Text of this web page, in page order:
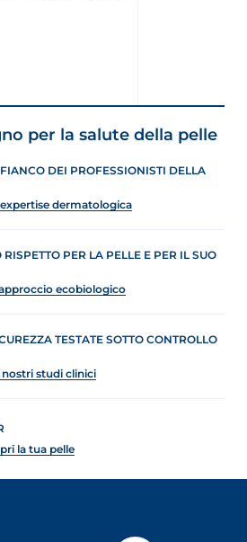
per la salute della pelle
DEI PROFESSIONISTI DELLA
dermatologica
PER LA PELLE E PER IL SUO
ecobiologico
TESTATE SOTTO CONTROLLO
studi clinici
la tua pelle